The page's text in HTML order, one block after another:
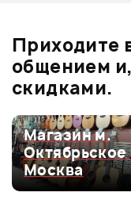
Оценка5
Оценка4
Оценка3
Приходите
общением
скидками.
Магазин м.
Москва